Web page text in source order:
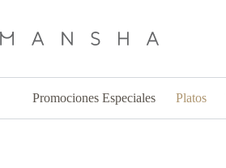
contenido
Promociones Especiales Platos